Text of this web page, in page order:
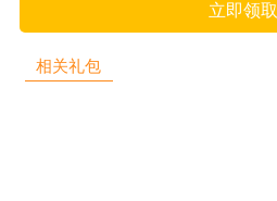
立即领取
相关礼包